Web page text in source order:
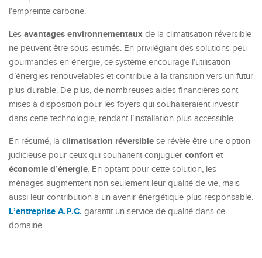
l’empreinte carbone.
Les avantages environnementaux de la climatisation réversible
ne peuvent être sous-estimés. En privilégiant des solutions peu
gourmandes en énergie, ce système encourage l’utilisation
d’énergies renouvelables et contribue à la transition vers un futur
plus durable. De plus, de nombreuses aides financières sont
mises à disposition pour les foyers qui souhaiteraient investir
dans cette technologie, rendant l’installation plus accessible.
En résumé, la climatisation réversible se révèle être une option
judicieuse pour ceux qui souhaitent conjuguer confort et
économie d’énergie. En optant pour cette solution, les
ménages augmentent non seulement leur qualité de vie, mais
aussi leur contribution à un avenir énergétique plus responsable.
L’entreprise A.P.C. garantit un service de qualité dans ce
domaine.